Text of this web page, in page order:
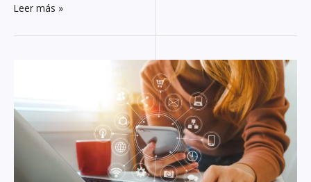
Leer más »
en
Colombia:
Transformando